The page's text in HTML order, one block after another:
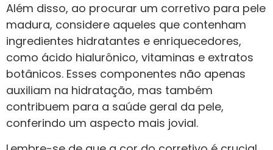
Além disso, ao procurar um corretivo para pele
madura, considere aqueles que contenham
ingredientes hidratantes e enriquecedores,
como ácido hialurônico, vitaminas e extratos
botânicos. Esses componentes não apenas
auxiliam na hidratação, mas também
contribuem para a saúde geral da pele,
conferindo um aspecto mais jovial.